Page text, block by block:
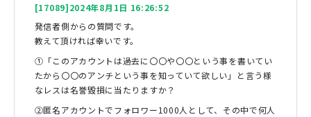
[17089]2024年8月1日 16:26:52
発信者側からの質問です。
教えて頂ければ幸いです。
①「このアカウントは過去に〇〇や〇〇という事を書いてい
たから〇〇のアンチという事を知っていて欲しい」と言う様
なレスは名誉毀損に当たりますか？
②匿名アカウントでフォロワー1000人として、その中で何人